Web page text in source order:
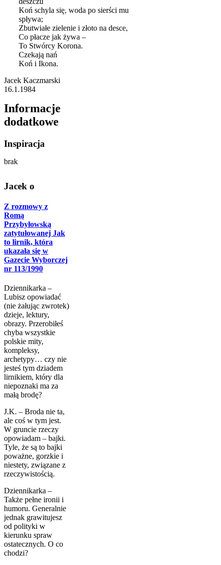
Koń schyla się, woda po sierści mu
spływa;
Zbutwiałe zielenie i złoto na desce,
Co płacze jak żywa –
To Stwórcy Korona.
Czekają nań
Koń i Ikona.
Jacek Kaczmarski
16.1.1984
Informacje
dodatkowe
Inspiracja
brak
Jacek o
Z rozmowy z
Romą
Przybyłowską
zatytułowanej Jak
to lirnik, która
ukazała się w
Gazecie Wyborczej
nr 113/1990
Dziennikarka –
Lubisz opowiadać
(nie żałując zwrotek)
dzieje, lektury,
obrazy. Przerobiłeś
chyba wszystkie
polskie mity,
kompleksy,
archetypy… czy nie
jesteś tym dziadem
lirnikiem, który dla
niepoznaki ma za
małą brodę?
J.K. – Broda nie ta,
ale coś w tym jest.
W gruncie rzeczy
opowiadam – bajki.
Tyle, że są to bajki
poważne, gorzkie i
niestety, związane z
rzeczywistością.
Dziennikarka –
Także pełne ironii i
humoru. Generalnie
jednak grawitujesz
od polityki w
kierunku spraw
ostatecznych. O co
chodzi?